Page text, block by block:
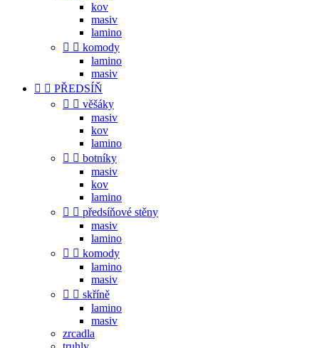
kov
masiv
lamino
  komody
lamino
masiv
  PŘEDSÍŇ
  věšáky
masiv
kov
lamino
  botníky
masiv
kov
lamino
  předsíňové stěny
masiv
lamino
  komody
lamino
masiv
  skříně
lamino
masiv
zrcadla